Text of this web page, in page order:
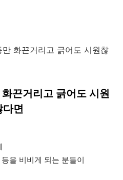
화끈거리고 긁어도 시원찮
끈거리고 긁어도 시원
다면
을 비비게 되는 분들이